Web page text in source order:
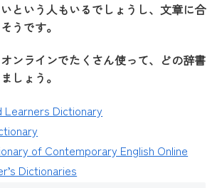
という人もいるでしょうし、文章に合
うです。
ンラインでたくさん使って、どの辞書
しょう。
Learners Dictionary
of Contemporary English Online
Dictionaries